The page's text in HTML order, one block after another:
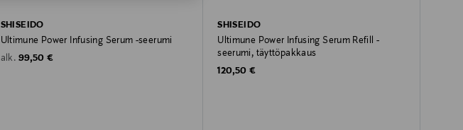
SHISEIDO
Ultimune Power Infusing Serum -seerumi
alk. Original Price
99,50 €
SHISEIDO
Ultimune Power Infusing Serum Refill -
seerumi, täyttöpakkaus
Original Price
120,50 €